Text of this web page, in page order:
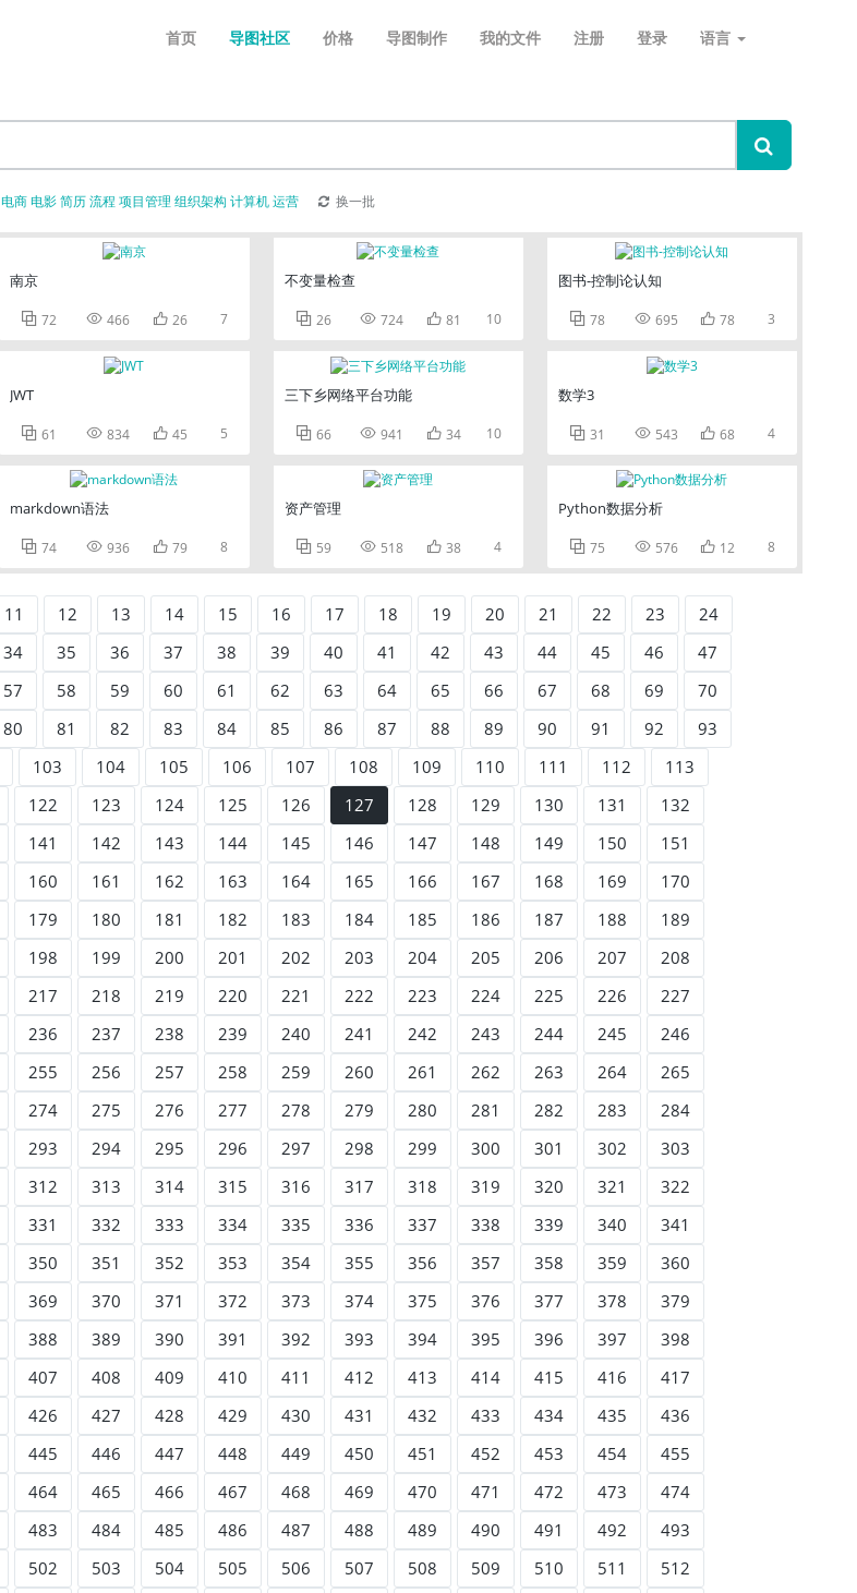
首页 导图社区 价格 导图制作 我的文件 注册 登录 语言
电商电影简历流程 项目管理 组织架构 计算机运营 换一批
南京
 72  466  26 7
JWT
 61  834  45 5
markdown语法
 74  936  79 8
不变量检查
 26  724  81 10
三下乡网络平台功能
 66  941  34 10
资产管理
 59  518  38 4
图书-控制论认知
 78  695  78 3
数学3
 31  543  68 4
Python数据分析
 75  576  12 8
11 12 13 14 15 16 17 18 19 20 21 22 23
24
34 35 36 37 38 39 40 41 42 43 44 45 46
47
57 58 59 60 61 62 63 64 65 66 67 68 69
70
80 81 82 83 84 85 86 87 88 89 90 91 92
93
103 104 105 106 107 108 109 110 111 112
113
122 123 124 125 126 127 128 129 130 131
132
141 142 143 144 145 146 147 148 149 150
151
160 161 162 163 164 165 166 167 168 169
170
179 180 181 182 183 184 185 186 187 188
189
198 199 200 201 202 203 204 205 206 207
208
217 218 219 220 221 222 223 224 225 226
227
236 237 238 239 240 241 242 243 244 245
246
255 256 257 258 259 260 261 262 263 264
265
274 275 276 277 278 279 280 281 282 283
284
293 294 295 296 297 298 299 300 301 302
303
312 313 314 315 316 317 318 319 320 321
322
331 332 333 334 335 336 337 338 339 340
341
350 351 352 353 354 355 356 357 358 359
360
369 370 371 372 373 374 375 376 377 378
379
388 389 390 391 392 393 394 395 396 397
398
407 408 409 410 411 412 413 414 415 416
417
426 427 428 429 430 431 432 433 434 435
436
445 446 447 448 449 450 451 452 453 454
455
464 465 466 467 468 469 470 471 472 473
474
483 484 485 486 487 488 489 490 491 492
493
502 503 504 505 506 507 508 509 510 511
512